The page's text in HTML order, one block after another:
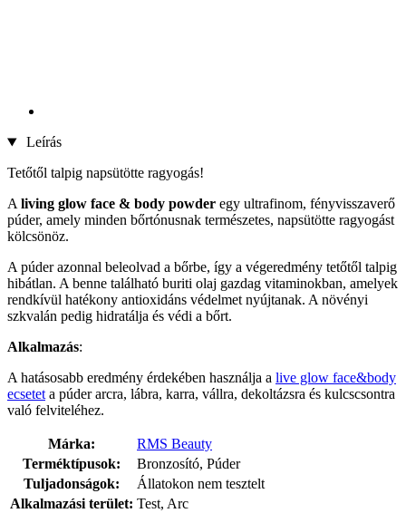
Leírás
Tetőtől talpig napsütötte ragyogás!
A living glow face & body powder egy ultrafinom, fényvisszaverő
púder, amely minden bőrtónusnak természetes, napsütötte ragyogást
kölcsönöz.
A púder azonnal beleolvad a bőrbe, így a végeredmény tetőtől talpig
hibátlan. A benne található buriti olaj gazdag vitaminokban, amelyek
rendkívül hatékony antioxidáns védelmet nyújtanak. A növényi
szkvalán pedig hidratálja és védi a bőrt.
Alkalmazás:
A hatásosabb eredmény érdekében használja a live glow face&body
ecsetet a púder arcra, lábra, karra, vállra, dekoltázsra és kulcscsontra
való felviteléhez.
Márka:
RMS Beauty
Terméktípusok:
Bronzosító, Púder
Tuljadonságok:
Állatokon nem tesztelt
Alkalmazási terület: Test, Arc